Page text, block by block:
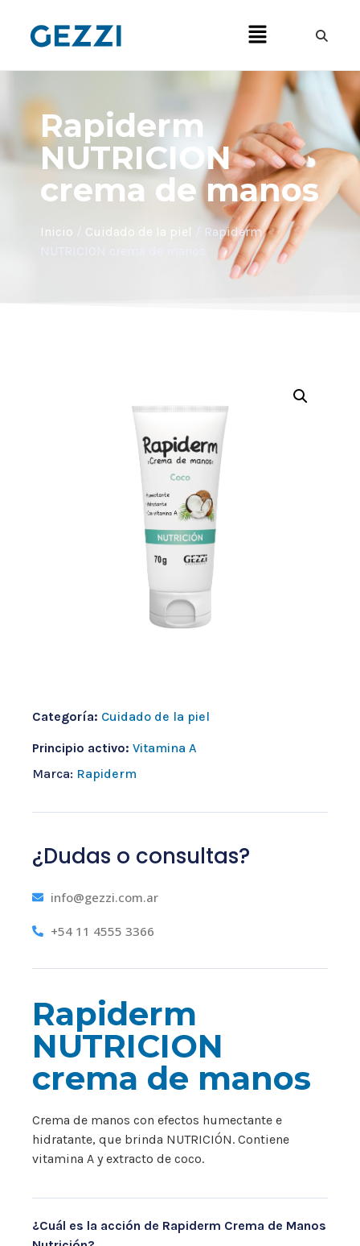
Rapiderm
NUTRICION
crema de manos
Inicio / Cuidado de la piel / Rapiderm
NUTRICION crema de manos
Categoría: Cuidado de la piel
Principio activo: Vitamina A
Marca: Rapiderm
¿Dudas o consultas?
info@gezzi.com.ar
+54 11 4555 3366
Rapiderm
NUTRICION
crema de manos
Crema de manos con efectos humectante e
hidratante, que brinda NUTRICIÓN. Contiene
vitamina A y extracto de coco.
¿Cuál es la acción de Rapiderm Crema de Manos